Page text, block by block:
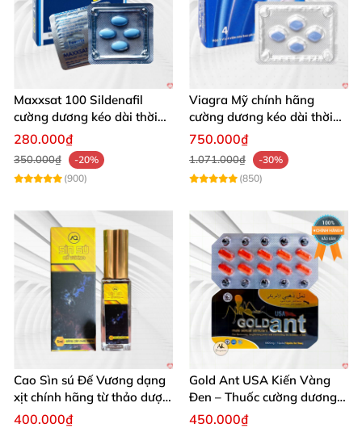
Maxxsat 100 Sildenafil
cường dương kéo dài thời
gian cho nam
280.000₫
350.000₫
-20%
(900)
Viagra Mỹ chính hãng
cường dương kéo dài thời
gian nhập khẩu
750.000₫
1.071.000₫
-30%
(850)
Cao Sìn sú Đế Vương dạng
xịt chính hãng từ thảo dược
Ê Đê Việt Nam
400.000₫
Gold Ant USA Kiến Vàng
Đen – Thuốc cường dương
tăng sinh lý nam mạnh
450.000₫